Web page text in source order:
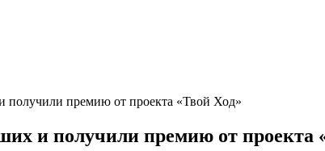
премию от проекта «Твой Ход»
и получили премию от проекта